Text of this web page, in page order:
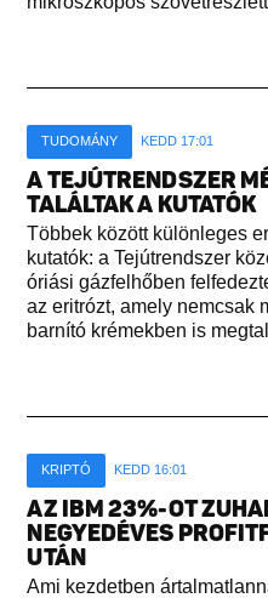
TUDOMÁNY KEDD 17:01
A TEJÚTRENDSZER
TALÁLTAK A KUTATÓK
Többek között különleges
kutatók: a Tejútrendszer
óriási gázfelhőben
az eritrózt, amely nemcsak
barnító krémekben is
KRIPTÓ KEDD 16:01
AZ IBM 23%-OT
NEGYEDÉVES
UTÁN
Ami kezdetben